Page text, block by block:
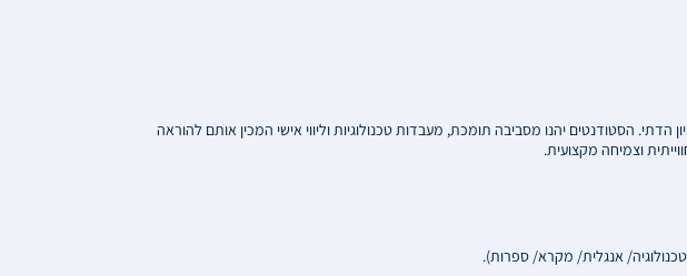
הסטודנטים יהנו מסביבה תומכת, מעבדות טכנולוגיות וליווי אישי המכין אותם להוראה
וצמיחה מקצועית.